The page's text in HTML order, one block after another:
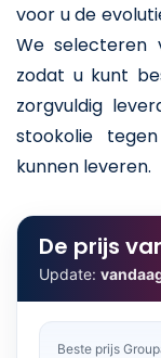
voor u de
We selecteren
zodat u kunt
zorgvuldig
stookolie
kunnen leveren.
De prijs
Update:
Beste prijs